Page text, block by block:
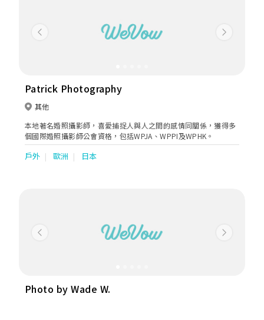
Previous Next
Patrick Photography
其他
本地著名婚照攝影師，喜愛捕捉人與人之間的感情同關係，獲得多
個國際婚照攝影師公會資格，包括WPJA、WPPI及WPHK。
戶外 歐洲 日本
Previous Next
Photo by Wade W.